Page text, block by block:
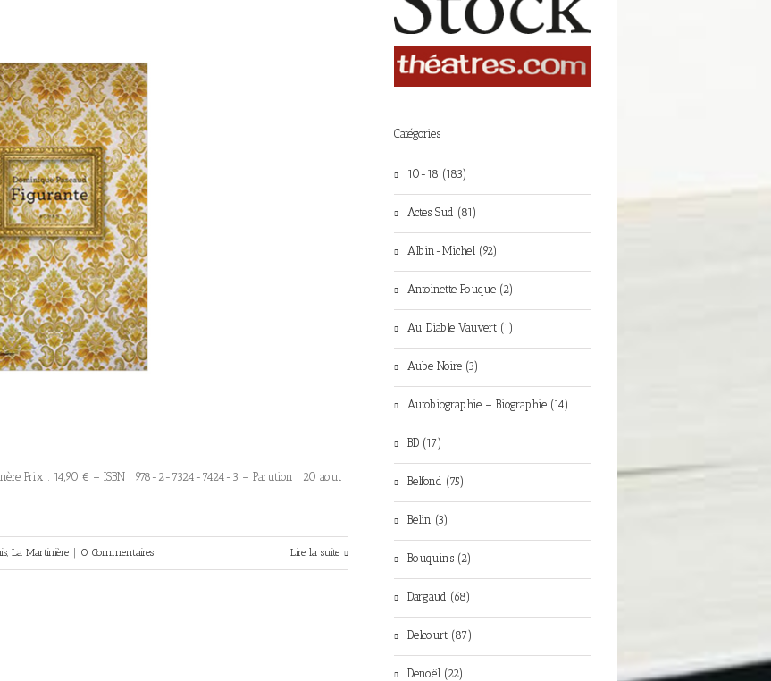
Prix : 14,90 € – ISBN : 978-2-7324-7424-3 – Parution : 20 aout
, La Martinière 0 Commentaires Lire la suite
Catégories
10-18 (183)
Actes Sud (81)
Albin-Michel (92)
Antoinette Fouque (2)
Au Diable Vauvert (1)
Aube Noire (3)
Autobiographie – Biographie (14)
BD (17)
Belfond (75)
Belin (3)
Bouquins (2)
Dargaud (68)
Delcourt (87)
Denoël (22)